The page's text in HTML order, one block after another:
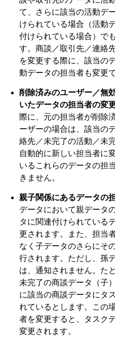
て、さらに該当の活動デ
けられている場合（活動
付けられている場合）で
す。商談／取引先／連絡
を変更する際に、該当の
動データの担当者も変更
削除済みのユーザー／無
いたデータの担当者の変
際に、元の担当者が削除
ーザーの場合は、該当の
絡先／未完了の活動／未
自動的に新しい担当者に
いるこれらのデータの担
きません。
親子関係にあるデータの
データにおいて親データ
タに関連付けられている
更されます。また、担当
なく子データのさらにそ
行されます。ただし、孫
は、通知されません。た
未完了の商談データ（子
に該当の商談データにタ
れているとします。この
者を変更すると、タスク
変更されます。